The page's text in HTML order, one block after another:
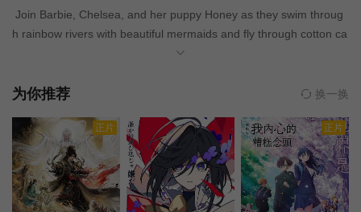
Join Barbie, Chelsea, and her puppy Honey as they swim throug
h rainbow rivers with beautiful mermaids and fly through cotton ca
为你推荐 换一换
正片 正片